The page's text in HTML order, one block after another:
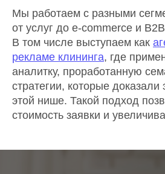
Мы работаем с разными
от услуг до e-commerce и
В том числе выступаем как
рекламе клининга, где
аналитку, проработанную
стратегии, которые
этой нише. Такой подход
стоимость заявки и